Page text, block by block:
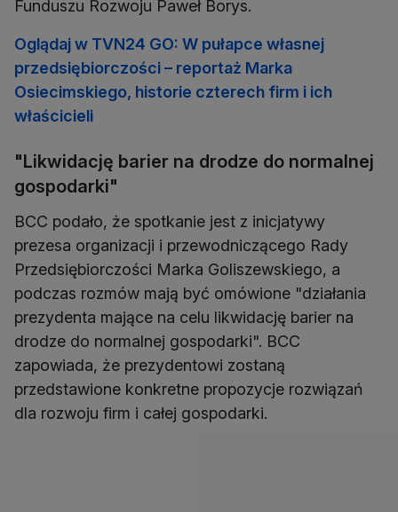
Funduszu Rozwoju Paweł Borys.
Oglądaj w TVN24 GO: W pułapce własnej
przedsiębiorczości – reportaż Marka
Osiecimskiego, historie czterech firm i ich
właścicieli
"Likwidację barier na drodze do normalnej
gospodarki"
BCC podało, że spotkanie jest z inicjatywy
prezesa organizacji i przewodniczącego Rady
Przedsiębiorczości Marka Goliszewskiego, a
podczas rozmów mają być omówione "działania
prezydenta mające na celu likwidację barier na
drodze do normalnej gospodarki". BCC
zapowiada, że prezydentowi zostaną
przedstawione konkretne propozycje rozwiązań
dla rozwoju firm i całej gospodarki.